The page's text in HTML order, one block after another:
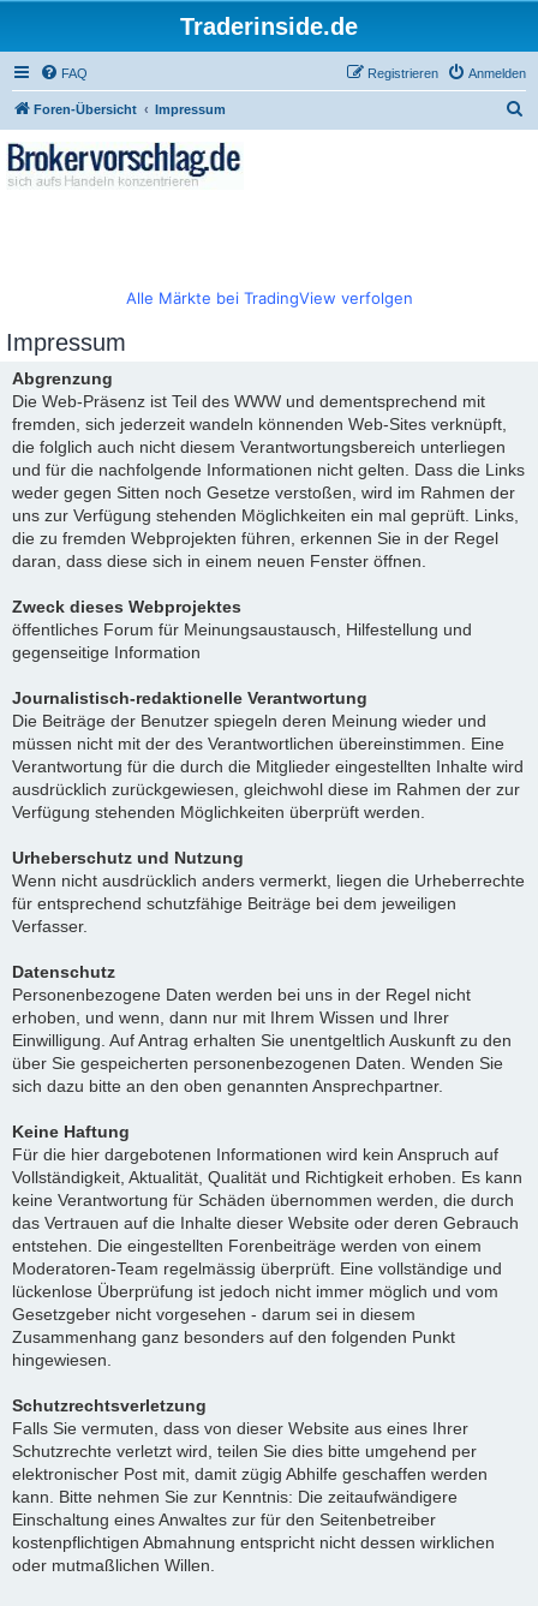
Traderinside.de
FAQ Anmelden
Registrieren
Foren-Übersicht Impressum
Alle Märkte bei TradingView verfolgen
Impressum
Abgrenzung
Die Web-Präsenz ist Teil des WWW und dementsprechend mit
fremden, sich jederzeit wandeln könnenden Web-Sites verknüpft,
die folglich auch nicht diesem Verantwortungsbereich unterliegen
und für die nachfolgende Informationen nicht gelten. Dass die Links
weder gegen Sitten noch Gesetze verstoßen, wird im Rahmen der
uns zur Verfügung stehenden Möglichkeiten ein mal geprüft. Links,
die zu fremden Webprojekten führen, erkennen Sie in der Regel
daran, dass diese sich in einem neuen Fenster öffnen.
Zweck dieses Webprojektes
öffentliches Forum für Meinungsaustausch, Hilfestellung und
gegenseitige Information
Journalistisch-redaktionelle Verantwortung
Die Beiträge der Benutzer spiegeln deren Meinung wieder und
müssen nicht mit der des Verantwortlichen übereinstimmen. Eine
Verantwortung für die durch die Mitglieder eingestellten Inhalte wird
ausdrücklich zurückgewiesen, gleichwohl diese im Rahmen der zur
Verfügung stehenden Möglichkeiten überprüft werden.
Urheberschutz und Nutzung
Wenn nicht ausdrücklich anders vermerkt, liegen die Urheberrechte
für entsprechend schutzfähige Beiträge bei dem jeweiligen
Verfasser.
Datenschutz
Personenbezogene Daten werden bei uns in der Regel nicht
erhoben, und wenn, dann nur mit Ihrem Wissen und Ihrer
Einwilligung. Auf Antrag erhalten Sie unentgeltlich Auskunft zu den
über Sie gespeicherten personenbezogenen Daten. Wenden Sie
sich dazu bitte an den oben genannten Ansprechpartner.
Keine Haftung
Für die hier dargebotenen Informationen wird kein Anspruch auf
Vollständigkeit, Aktualität, Qualität und Richtigkeit erhoben. Es kann
keine Verantwortung für Schäden übernommen werden, die durch
das Vertrauen auf die Inhalte dieser Website oder deren Gebrauch
entstehen. Die eingestellten Forenbeiträge werden von einem
Moderatoren-Team regelmässig überprüft. Eine vollständige und
lückenlose Überprüfung ist jedoch nicht immer möglich und vom
Gesetzgeber nicht vorgesehen - darum sei in diesem
Zusammenhang ganz besonders auf den folgenden Punkt
hingewiesen.
Schutzrechtsverletzung
Falls Sie vermuten, dass von dieser Website aus eines Ihrer
Schutzrechte verletzt wird, teilen Sie dies bitte umgehend per
elektronischer Post mit, damit zügig Abhilfe geschaffen werden
kann. Bitte nehmen Sie zur Kenntnis: Die zeitaufwändigere
Einschaltung eines Anwaltes zur für den Seitenbetreiber
kostenpflichtigen Abmahnung entspricht nicht dessen wirklichen
oder mutmaßlichen Willen.